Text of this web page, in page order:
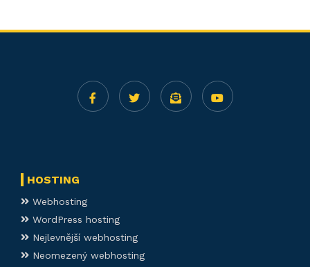
HOSTING
Webhosting
WordPress hosting
Nejlevnější webhosting
Neomezený webhosting